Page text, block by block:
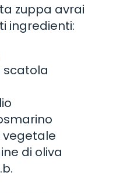
zuppa avrai
ingredienti:
scatola
vegetale
di oliva